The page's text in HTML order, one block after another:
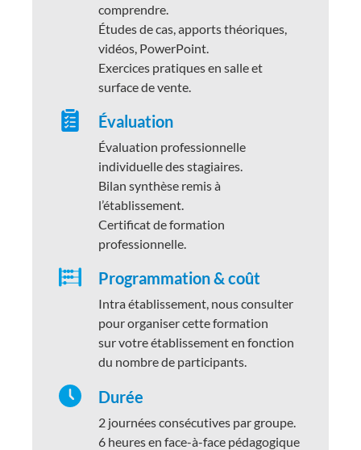
comprendre.
Études de cas, apports théoriques,
vidéos, PowerPoint.
Exercices pratiques en salle et
surface de vente.
Évaluation
Évaluation professionnelle
individuelle des stagiaires.
Bilan synthèse remis à
l’établissement.
Certificat de formation
professionnelle.
Programmation & coût
Intra établissement, nous consulter
pour organiser cette formation
sur votre établissement en fonction
du nombre de participants.
Durée
2 journées consécutives par groupe.
6 heures en face-à-face pédagogique